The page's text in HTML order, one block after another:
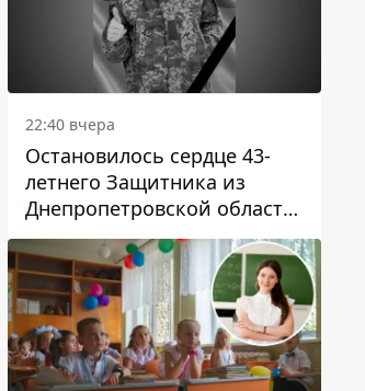
22:40 вчера
Остановилось сердце 43-
летнего Защитника из
Днепропетровской области
Евгения Зинченко